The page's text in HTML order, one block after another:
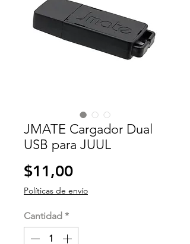
JMATE Cargador Dual
USB para JUUL
$11,00Precio
Políticas de envío
Cantidad *